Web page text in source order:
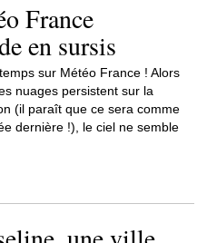
France
en sursis
sur Météo France ! Alors
nuages persistent sur la
(il paraît que ce sera comme
dernière !), le ciel ne semble